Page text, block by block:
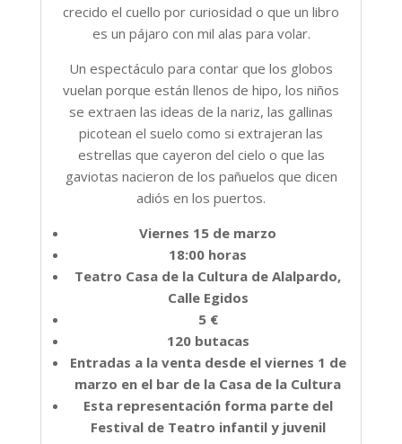
crecido el cuello por curiosidad o que un libro
es un pájaro con mil alas para volar.
Un espectáculo para contar que los globos
vuelan porque están llenos de hipo, los niños
se extraen las ideas de la nariz, las gallinas
picotean el suelo como si extrajeran las
estrellas que cayeron del cielo o que las
gaviotas nacieron de los pañuelos que dicen
adiós en los puertos.
Viernes 15 de marzo
18:00 horas
Teatro Casa de la Cultura de Alalpardo,
Calle Egidos
5 €
120 butacas
Entradas a la venta desde el viernes 1 de
marzo en el bar de la Casa de la Cultura
Esta representación forma parte del
Festival de Teatro infantil y juvenil